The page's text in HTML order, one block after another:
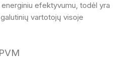
efektyvumu, todėl yra
vartotojų visoje